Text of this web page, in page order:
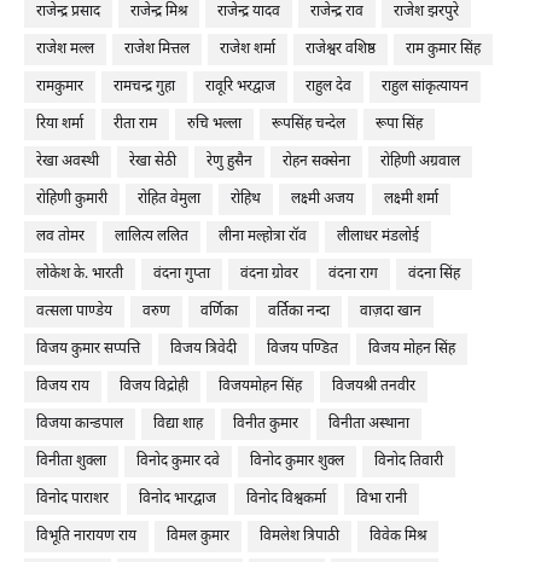
राजेन्द्र प्रसाद
राजेन्द्र मिश्र राजेन्द्र यादव राजेन्द्र राव
राजेश झरपुरे
राजेश मल्ल
राजेश मित्तल राजेश शर्मा राजेश्वर वशिष्ठ
राम कुमार सिंह
रामकुमार
रामचन्द्र गुहा रावूरि भरद्वाज राहुल देव
राहुल सांकृत्यायन
रिया शर्मा
रीता राम रुचि भल्ला रूपसिंह चन्देल
रूपा सिंह
रेखा अवस्थी
रेखा सेठी रेणु हुसैन रोहन सक्सेना
रोहिणी अग्रवाल
रोहिणी कुमारी
रोहित वेमुला रोहिथ लक्ष्मी अजय
लक्ष्मी शर्मा
लव तोमर
लालित्य ललित लीना मल्होत्रा रॉव
लीलाधर मंडलोई
लोकेश के. भारती
वंदना गुप्ता वंदना ग्रोवर वंदना राग
वंदना सिंह
वत्सला पाण्डेय
वरुण वर्णिका वर्तिका नन्दा
वाज़दा खान
विजय कुमार सप्पत्ति
विजय त्रिवेदी विजय पण्डित
विजय मोहन सिंह
विजय राय
विजय विद्रोही विजयमोहन सिंह
विजयश्री तनवीर
विजया कान्डपाल
विद्या शाह विनीत कुमार
विनीता अस्थाना
विनीता शुक्ला
विनोद कुमार दवे विनोद कुमार शुक्ल
विनोद तिवारी
विनोद पाराशर
विनोद भारद्वाज विनोद विश्वकर्मा
विभा रानी
विभूति नारायण राय
विमल कुमार विमलेश त्रिपाठी विवेक मिश्र